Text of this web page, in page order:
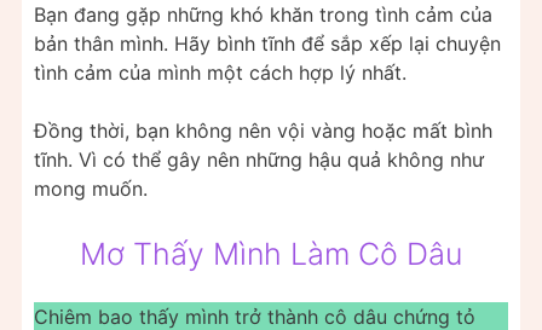
Bạn đang gặp những khó khăn trong tình cảm của
bản thân mình. Hãy bình tĩnh để sắp xếp lại chuyện
tình cảm của mình một cách hợp lý nhất.
Đồng thời, bạn không nên vội vàng hoặc mất bình
tĩnh. Vì có thể gây nên những hậu quả không như
mong muốn.
Mơ Thấy Mình Làm Cô Dâu
Chiêm bao thấy mình trở thành cô dâu chứng tỏ